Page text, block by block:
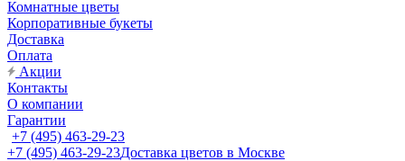
Комнатные цветы
Корпоративные букеты
Доставка
Оплата
Акции
Контакты
О компании
Гарантии
+7 (495) 463-29-23
+7 (495) 463-29-23Доставка цветов в Москве